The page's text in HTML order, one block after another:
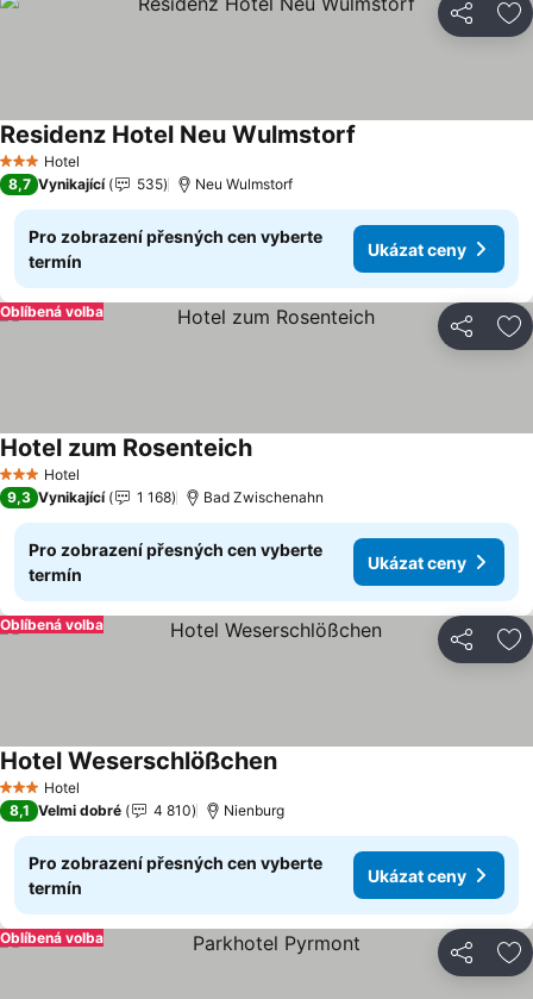
Sdílet
3 Počet hvězdiček
Hotel
Residenz Hotel Neu Wulmstorf
8,7 Vynikající 535 Neu Wulmstorf
Pro zobrazení přesných cen vyberte
termín
Ukázat ceny
Sdílet
Oblíbená volba
3 Počet hvězdiček
Hotel
Hotel zum Rosenteich
9,3 Vynikající 1 168 Bad Zwischenahn
Pro zobrazení přesných cen vyberte
termín
Ukázat ceny
Sdílet
Oblíbená volba
3 Počet hvězdiček
Hotel
Hotel Weserschlößchen
8,1 Velmi dobré 4 810 Nienburg
Pro zobrazení přesných cen vyberte
termín
Ukázat ceny
Sdílet
Oblíbená volba